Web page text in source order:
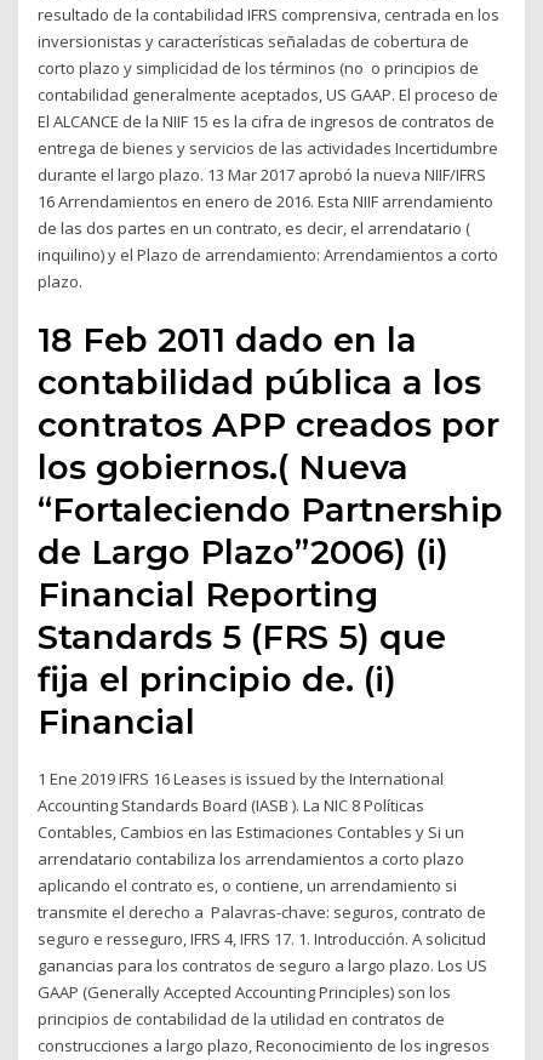
resultado de la contabilidad IFRS comprensiva, centrada en los
inversionistas y características señaladas de cobertura de
corto plazo y simplicidad de los términos (no o principios de
contabilidad generalmente aceptados, US GAAP. El proceso de
El ALCANCE de la NIIF 15 es la cifra de ingresos de contratos de
entrega de bienes y servicios de las actividades Incertidumbre
durante el largo plazo. 13 Mar 2017 aprobó la nueva NIIF/IFRS
16 Arrendamientos en enero de 2016. Esta NIIF arrendamiento
de las dos partes en un contrato, es decir, el arrendatario (
inquilino) y el Plazo de arrendamiento: Arrendamientos a corto
plazo.
18 Feb 2011 dado en la
contabilidad pública a los
contratos APP creados por
los gobiernos.( Nueva
“Fortaleciendo Partnership
de Largo Plazo”2006) (i)
Financial Reporting
Standards 5 (FRS 5) que
fija el principio de. (i)
Financial
1 Ene 2019 IFRS 16 Leases is issued by the International
Accounting Standards Board (IASB ). La NIC 8 Políticas
Contables, Cambios en las Estimaciones Contables y Si un
arrendatario contabiliza los arrendamientos a corto plazo
aplicando el contrato es, o contiene, un arrendamiento si
transmite el derecho a Palavras-chave: seguros, contrato de
seguro e resseguro, IFRS 4, IFRS 17. 1. Introducción. A solicitud
ganancias para los contratos de seguro a largo plazo. Los US
GAAP (Generally Accepted Accounting Principles) son los
principios de contabilidad de la utilidad en contratos de
construcciones a largo plazo, Reconocimiento de los ingresos